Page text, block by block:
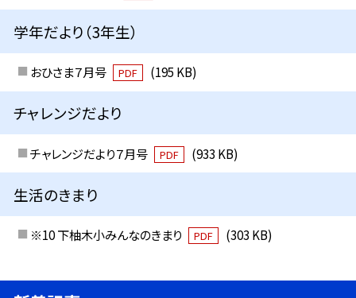
学年だより（3年生）
おひさま７月号 PDF (195 KB)
チャレンジだより
チャレンジだより７月号 PDF (933 KB)
生活のきまり
※10 下柚木小みんなのきまり PDF (303 KB)